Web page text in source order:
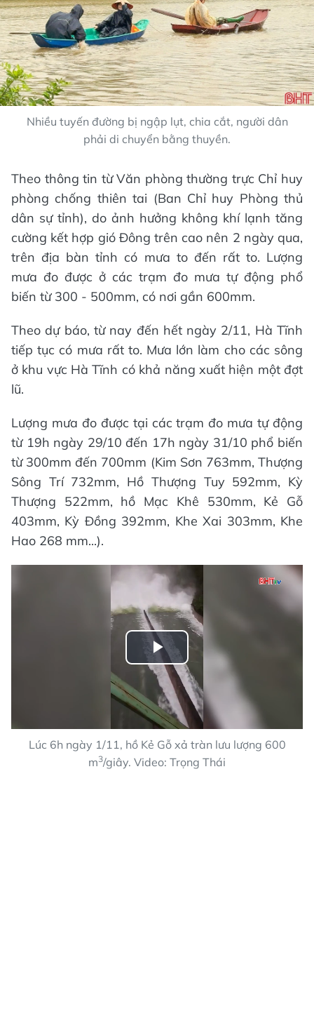
Nhiều tuyến đường bị ngập lụt, chia cắt, người dân
phải di chuyển bằng thuyền.
Theo thông tin từ Văn phòng thường trực Chỉ huy
phòng chống thiên tai (Ban Chỉ huy Phòng thủ
dân sự tỉnh), do ảnh hưởng không khí lạnh tăng
cường kết hợp gió Đông trên cao nên 2 ngày qua,
trên địa bàn tỉnh có mưa to đến rất to. Lượng
mưa đo được ở các trạm đo mưa tự động phổ
biến từ 300 - 500mm, có nơi gần 600mm.
Theo dự báo, từ nay đến hết ngày 2/11, Hà Tĩnh
tiếp tục có mưa rất to. Mưa lớn làm cho các sông
ở khu vực Hà Tĩnh có khả năng xuất hiện một đợt
lũ.
Lượng mưa đo được tại các trạm đo mưa tự động
từ 19h ngày 29/10 đến 17h ngày 31/10 phổ biến
từ 300mm đến 700mm (Kim Sơn 763mm, Thượng
Sông Trí 732mm, Hồ Thượng Tuy 592mm, Kỳ
Thượng 522mm, hồ Mạc Khê 530mm, Kẻ Gỗ
403mm, Kỳ Đồng 392mm, Khe Xai 303mm, Khe
Hao 268 mm...).
Play
Video
Lúc 6h ngày 1/11, hồ Kẻ Gỗ xả tràn lưu lượng 600
m3/giây. Video: Trọng Thái